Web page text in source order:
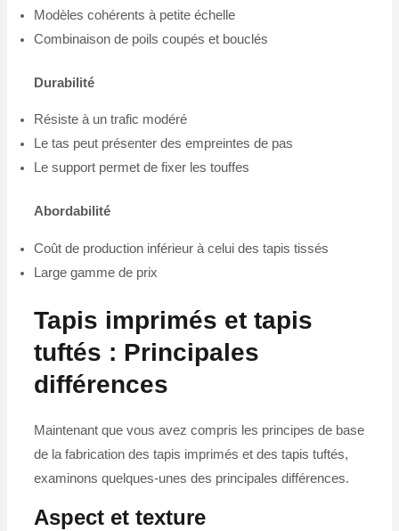
Modèles cohérents à petite échelle
Combinaison de poils coupés et bouclés
Durabilité
Résiste à un trafic modéré
Le tas peut présenter des empreintes de pas
Le support permet de fixer les touffes
Abordabilité
Coût de production inférieur à celui des tapis tissés
Large gamme de prix
Tapis imprimés et tapis
tuftés : Principales
différences
Maintenant que vous avez compris les principes de base
de la fabrication des tapis imprimés et des tapis tuftés,
examinons quelques-unes des principales différences.
Aspect et texture